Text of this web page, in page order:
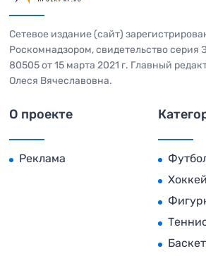
Сетевое издание (сайт)
Роскомнадзором, свидетельство
80505 от 15 марта 2021 г. Главный
Олеся Вячеславовна.
О проекте
Реклама
Хоккей